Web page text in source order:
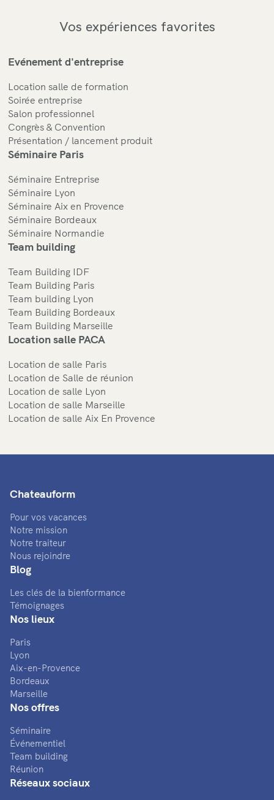
Vos expériences favorites
Evénement d'entreprise
Location salle de formation
Soirée entreprise
Salon professionnel
Congrès & Convention
Présentation / lancement produit
Séminaire Paris
Séminaire Entreprise
Séminaire Lyon
Séminaire Aix en Provence
Séminaire Bordeaux
Séminaire Normandie
Team building
Team Building IDF
Team Building Paris
Team building Lyon
Team Building Bordeaux
Team Building Marseille
Location salle PACA
Location de salle Paris
Location de Salle de réunion
Location de salle Lyon
Location de salle Marseille
Location de salle Aix En Provence
Chateauform
Pour vos vacances
Notre mission
Notre traiteur
Nous rejoindre
Blog
Les clés de la bienformance
Témoignages
Nos lieux
Paris
Lyon
Aix-en-Provence
Bordeaux
Marseille
Nos offres
Séminaire
Événementiel
Team building
Réunion
Réseaux sociaux